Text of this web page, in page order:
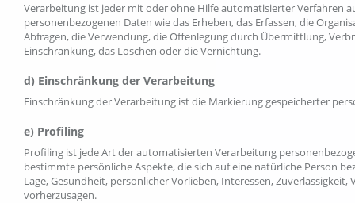
Verarbeitung ist jeder mit oder ohne Hilfe automatisierter Verfahren
personenbezogenen Daten wie das Erheben, das Erfassen, die
Abfragen, die Verwendung, die Offenlegung durch Übermittlung,
Einschränkung, das Löschen oder die Vernichtung.
d) Einschränkung der Verarbeitung
Einschränkung der Verarbeitung ist die Markierung gespeicherter
e) Profiling
Profiling ist jede Art der automatisierten Verarbeitung
bestimmte persönliche Aspekte, die sich auf eine natürliche Person
Lage, Gesundheit, persönlicher Vorlieben, Interessen,
vorherzusagen.